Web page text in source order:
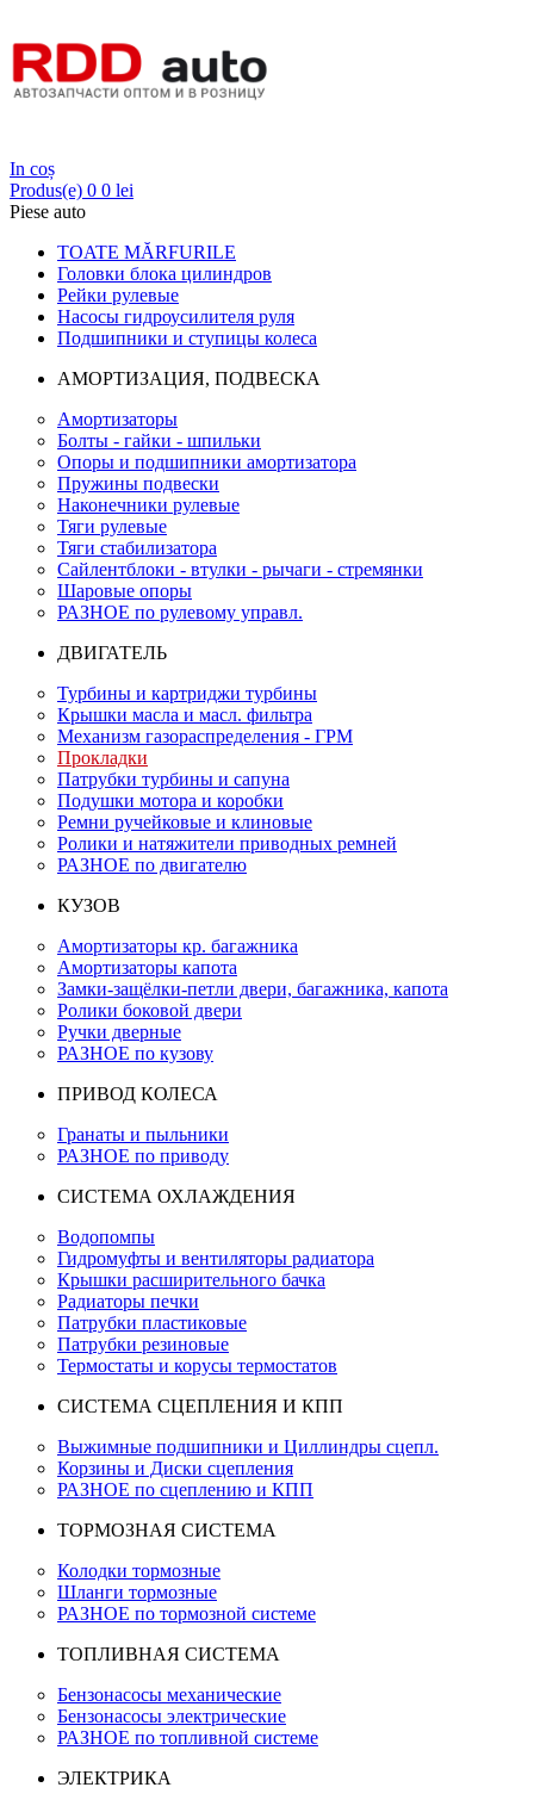
In coș
Produs(e) 0 0 lei
Piese auto
TOATE MĂRFURILE
Головки блока цилиндров
Рейки рулевые
Насосы гидроусилителя руля
Подшипники и ступицы колеса
АМОРТИЗАЦИЯ, ПОДВЕСКА
Амортизаторы
Болты - гайки - шпильки
Опоры и подшипники амортизатора
Пружины подвески
Наконечники рулевые
Тяги рулевые
Тяги стабилизатора
Сайлентблоки - втулки - рычаги - стремянки
Шаровые опоры
РАЗНОЕ по рулевому управл.
ДВИГАТЕЛЬ
Турбины и картриджи турбины
Крышки масла и масл. фильтра
Механизм газораспределения - ГРМ
Прокладки
Патрубки турбины и сапуна
Подушки мотора и коробки
Ремни ручейковые и клиновые
Ролики и натяжители приводных ремней
РАЗНОЕ по двигателю
КУЗОВ
Амортизаторы кр. багажника
Амортизаторы капота
Замки-защёлки-петли двери, багажника, капота
Ролики боковой двери
Ручки дверные
РАЗНОЕ по кузову
ПРИВОД КОЛЕСА
Гранаты и пыльники
РАЗНОЕ по приводу
СИСТЕМА ОХЛАЖДЕНИЯ
Водопомпы
Гидромуфты и вентиляторы радиатора
Крышки расширительного бачка
Радиаторы печки
Патрубки пластиковые
Патрубки резиновые
Термостаты и корусы термостатов
СИСТЕМА СЦЕПЛЕНИЯ И КПП
Выжимные подшипники и Циллиндры сцепл.
Корзины и Диски сцепления
РАЗНОЕ по сцеплению и КПП
ТОРМОЗНАЯ СИСТЕМА
Колодки тормозные
Шланги тормозные
РАЗНОЕ по тормозной системе
ТОПЛИВНАЯ СИСТЕМА
Бензонасосы механические
Бензонасосы электрические
РАЗНОЕ по топливной системе
ЭЛЕКТРИКА